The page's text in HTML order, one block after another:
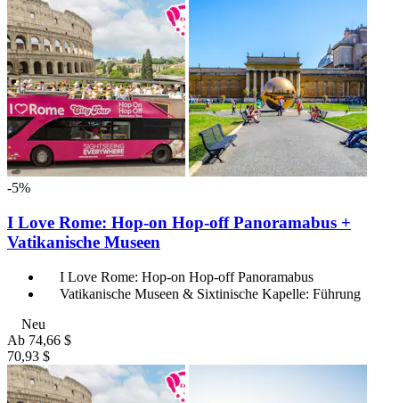
-5%
I Love Rome: Hop-on Hop-off Panoramabus +
Vatikanische Museen
I Love Rome: Hop-on Hop-off Panoramabus
Vatikanische Museen & Sixtinische Kapelle: Führung
Neu
Ab 74,66 $
70,93 $